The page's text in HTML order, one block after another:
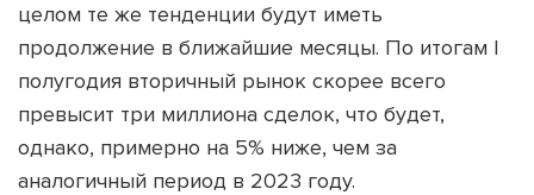
целом те же тенденции будут иметь
продолжение в ближайшие месяцы. По итогам I
полугодия вторичный рынок скорее всего
превысит три миллиона сделок, что будет,
однако, примерно на 5% ниже, чем за
аналогичный период в 2023 году.